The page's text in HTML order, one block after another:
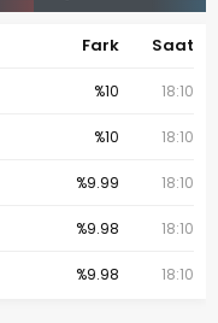
Fark Saat
%10 18:10
%10 18:10
%9.99 18:10
%9.98 18:10
%9.98 18:10